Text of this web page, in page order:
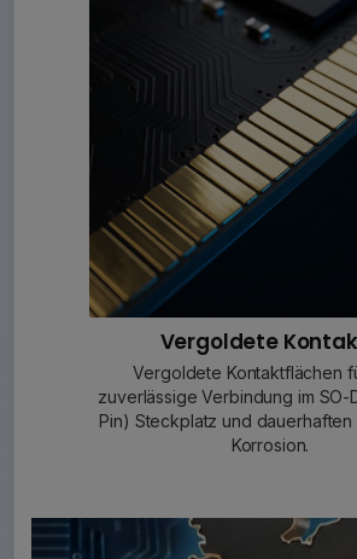
Vergoldete
Vergoldete Kontaktflächen
zuverlässige Verbindung im SO-
Pin) Steckplatz und
Korrosion.